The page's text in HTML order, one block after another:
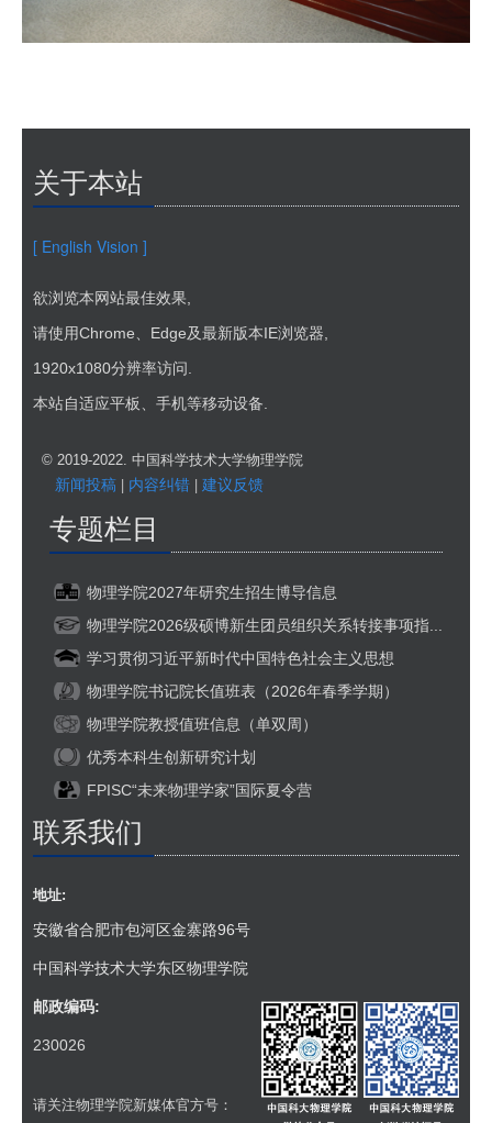
关于本站
[ English Vision ]
欲浏览本网站最佳效果,
请使用Chrome、Edge及最新版本IE浏览器,
1920x1080分辨率访问.
本站自适应平板、手机等移动设备.
© 2019-2022. 中国科学技术大学物理学院
新闻投稿 | 内容纠错 | 建议反馈
专题栏目
物理学院2027年研究生招生博导信息
物理学院2026级硕博新生团员组织关系转接事项指...
学习贯彻习近平新时代中国特色社会主义思想
物理学院书记院长值班表（2026年春季学期）
物理学院教授值班信息（单双周）
优秀本科生创新研究计划
FPISC“未来物理学家”国际夏令营
联系我们
地址:
安徽省合肥市包河区金寨路96号
中国科学技术大学东区物理学院
邮政编码:
230026
请关注物理学院新媒体官方号：